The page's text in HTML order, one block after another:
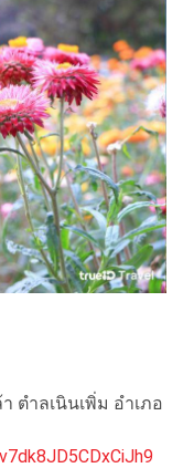
ตำลเนินเพิ่ม อำเภอ